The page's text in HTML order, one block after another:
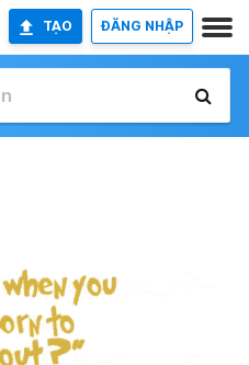
TẠO ĐĂNG NHẬP